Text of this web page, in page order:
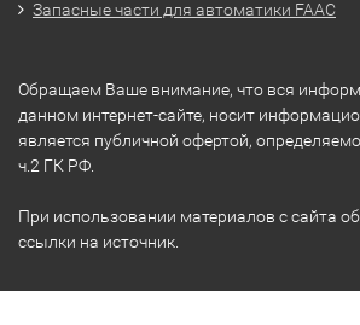
Запасные части для автоматики FAAC
Обращаем Ваше внимание, что вся
данном интернет-сайте, носит
является публичной офертой,
ч.2 ГК РФ.
При использовании материалов с сайта
ссылки на источник.